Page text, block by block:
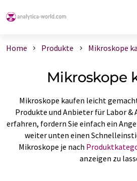
Home Produkte Mikroskope
Mikroskope
Mikroskope kaufen leicht
Produkte und Anbieter für Labor &
erfahren, fordern Sie einfach ein
weiter unten einen
Mikroskope je nach
anzeigen zu